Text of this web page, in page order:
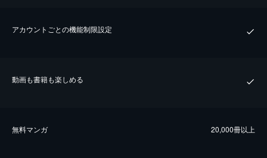
アカウントごとの機能制限設定
動画も書籍も楽しめる
無料マンガ 20,000冊以上